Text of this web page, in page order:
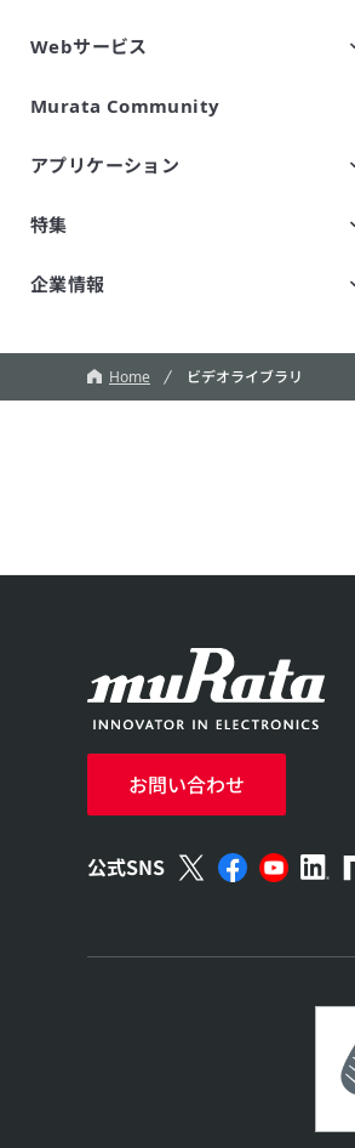
All-in-One蓄電池システム
Webサービス
SimSurfing
製品情報管理APIサービス
Murata Community
アプリケーション
モビリティ
データセンタ・エンタープライズ
産業用機器
パーソナルエレクトロニクス
STEM教育
特集
TechTalk
ふしぎな石ころ
新規事業/オープンイノベーショ
企業情報
Home ビデオライブラリ
お問い合わせ
公式SNS